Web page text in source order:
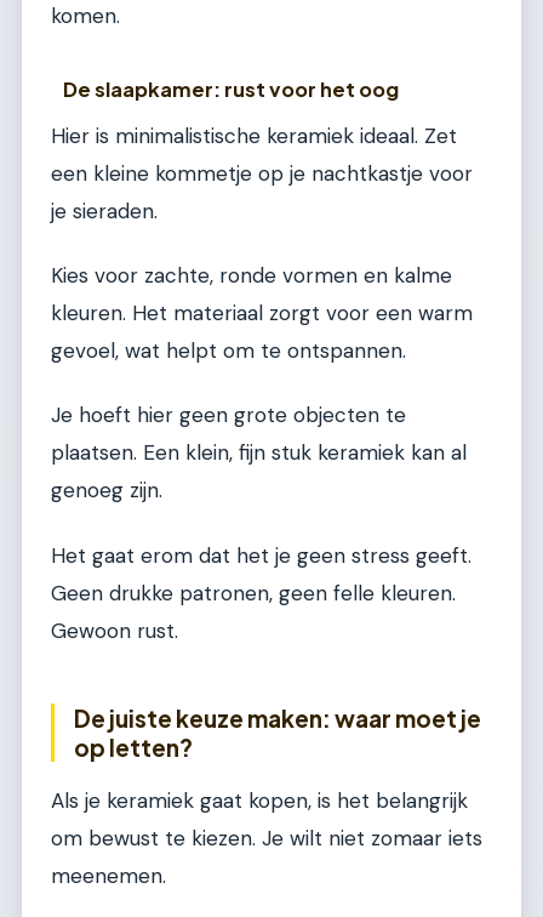
komen.
De slaapkamer: rust voor het oog
Hier is minimalistische keramiek ideaal. Zet
een kleine kommetje op je nachtkastje voor
je sieraden.
Kies voor zachte, ronde vormen en kalme
kleuren. Het materiaal zorgt voor een warm
gevoel, wat helpt om te ontspannen.
Je hoeft hier geen grote objecten te
plaatsen. Een klein, fijn stuk keramiek kan al
genoeg zijn.
Het gaat erom dat het je geen stress geeft.
Geen drukke patronen, geen felle kleuren.
Gewoon rust.
De juiste keuze maken: waar moet je
op letten?
Als je keramiek gaat kopen, is het belangrijk
om bewust te kiezen. Je wilt niet zomaar iets
meenemen.